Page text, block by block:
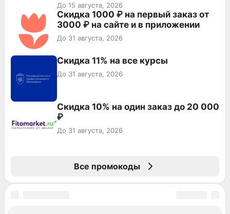
До 15 августа, 2026
Скидка 1000 ₽ на первый заказ от
3000 ₽ на сайте и в приложении
До 31 августа, 2026
Скидка 11% на все курсы
До 31 августа, 2026
Скидка 10% на один заказ до 20 000
₽
До 31 августа, 2026
Все промокоды